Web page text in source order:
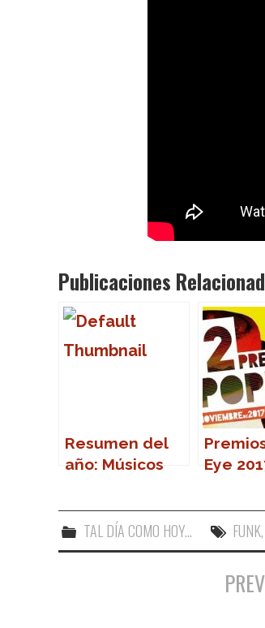
Publicaciones
Resumen del
año: Músicos
dejaron en
2011
Eye
TAL DÍA COMO HOY... FUNK,
Navegación de entradas